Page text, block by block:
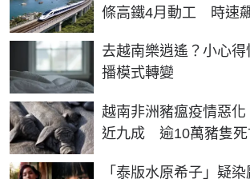
條高鐵4月動工 時速
去越南樂逍遙？小心
播模式轉變
越南非洲豬瘟疫情惡
近九成 逾10萬豬隻死
「泰版水原希子」疑